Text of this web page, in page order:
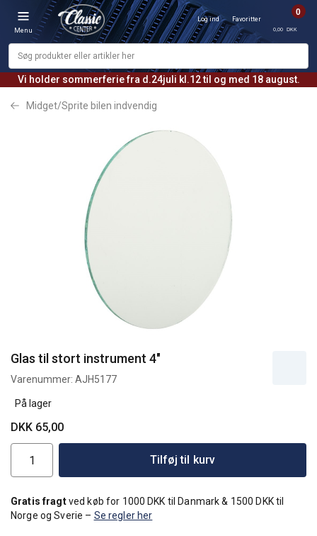
Vi holder sommerferie fra d.24juli kl.12 til og med 18 august.
Menu
Log ind Favoritter
0
0,00 DKK
Midget/Sprite bilen indvendig
Glas til stort instrument 4"
Varenummer: AJH5177
På lager
DKK 65,00
Tilføj til kurv
Gratis fragtved køb for 1000 DKK til Danmark & 1500 DKK til
Norge og Sverie – Se regler her